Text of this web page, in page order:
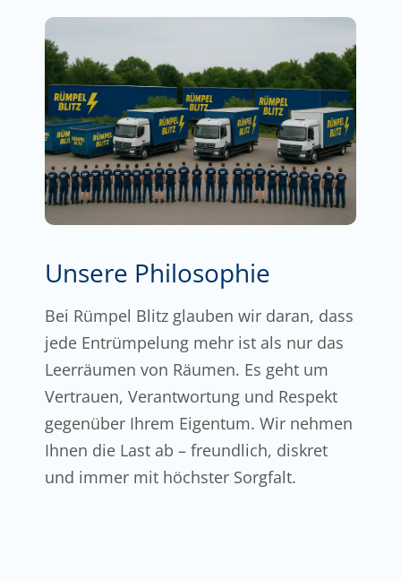
Unsere Philosophie
Bei Rümpel Blitz glauben wir daran, dass
jede Entrümpelung mehr ist als nur das
Leerräumen von Räumen. Es geht um
Vertrauen, Verantwortung und Respekt
gegenüber Ihrem Eigentum. Wir nehmen
Ihnen die Last ab – freundlich, diskret
und immer mit höchster Sorgfalt.